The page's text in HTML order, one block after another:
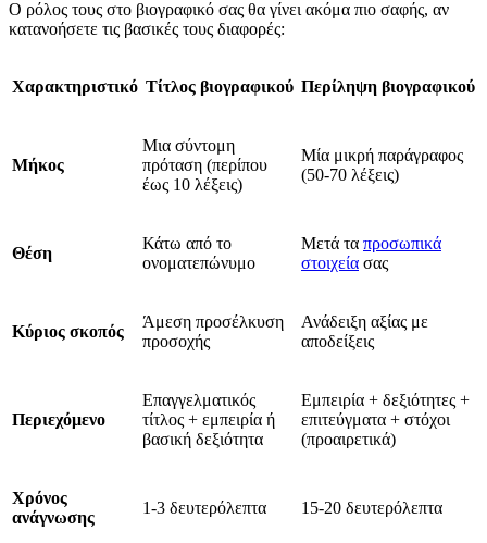
Ο ρόλος τους στο βιογραφικό σας θα γίνει ακόμα πιο σαφής, αν
κατανοήσετε τις βασικές τους διαφορές:
Χαρακτηριστικό Τίτλος βιογραφικού Περίληψη βιογραφικού
Μήκος
Μια σύντομη
πρόταση (περίπου
έως 10 λέξεις)
Μία μικρή παράγραφος
(50-70 λέξεις)
Θέση
Κάτω από το
ονοματεπώνυμο
Μετά τα προσωπικά
στοιχεία σας
Κύριος σκοπός
Άμεση προσέλκυση
προσοχής
Ανάδειξη αξίας με
αποδείξεις
Περιεχόμενο
Επαγγελματικός
τίτλος + εμπειρία ή
βασική δεξιότητα
Εμπειρία + δεξιότητες +
επιτεύγματα + στόχοι
(προαιρετικά)
Χρόνος
ανάγνωσης
1-3 δευτερόλεπτα 15-20 δευτερόλεπτα